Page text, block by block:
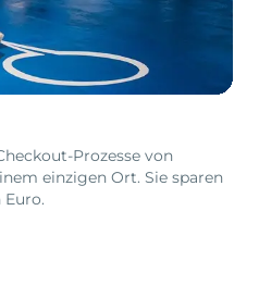
Prozesse von
einzigen Ort. Sie sparen
Euro.